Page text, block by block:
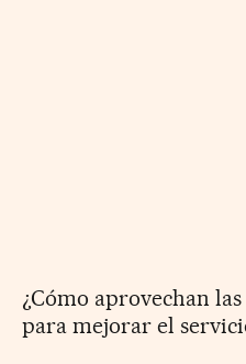
¿Cómo aprovechan
para mejorar el